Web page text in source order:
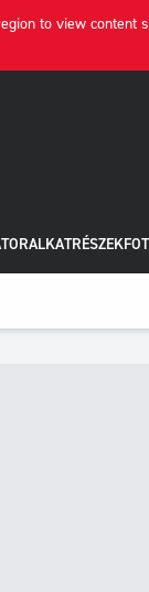
to view content
ALKATRÉSZEK